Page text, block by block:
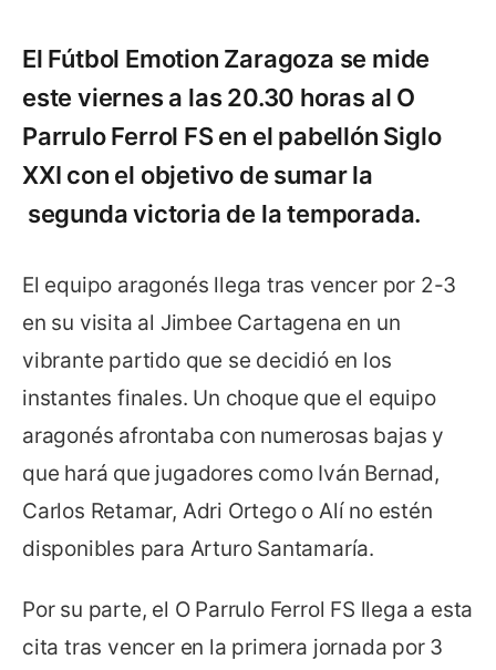
El Fútbol Emotion Zaragoza se mide
este viernes a las 20.30 horas al O
Parrulo Ferrol FS en el pabellón Siglo
XXI con el objetivo de sumar la
segunda victoria de la temporada.
El equipo aragonés llega tras vencer por 2-3
en su visita al Jimbee Cartagena en un
vibrante partido que se decidió en los
instantes finales. Un choque que el equipo
aragonés afrontaba con numerosas bajas y
que hará que jugadores como Iván Bernad,
Carlos Retamar, Adri Ortego o Alí no estén
disponibles para Arturo Santamaría.
Por su parte, el O Parrulo Ferrol FS llega a esta
cita tras vencer en la primera jornada por 3